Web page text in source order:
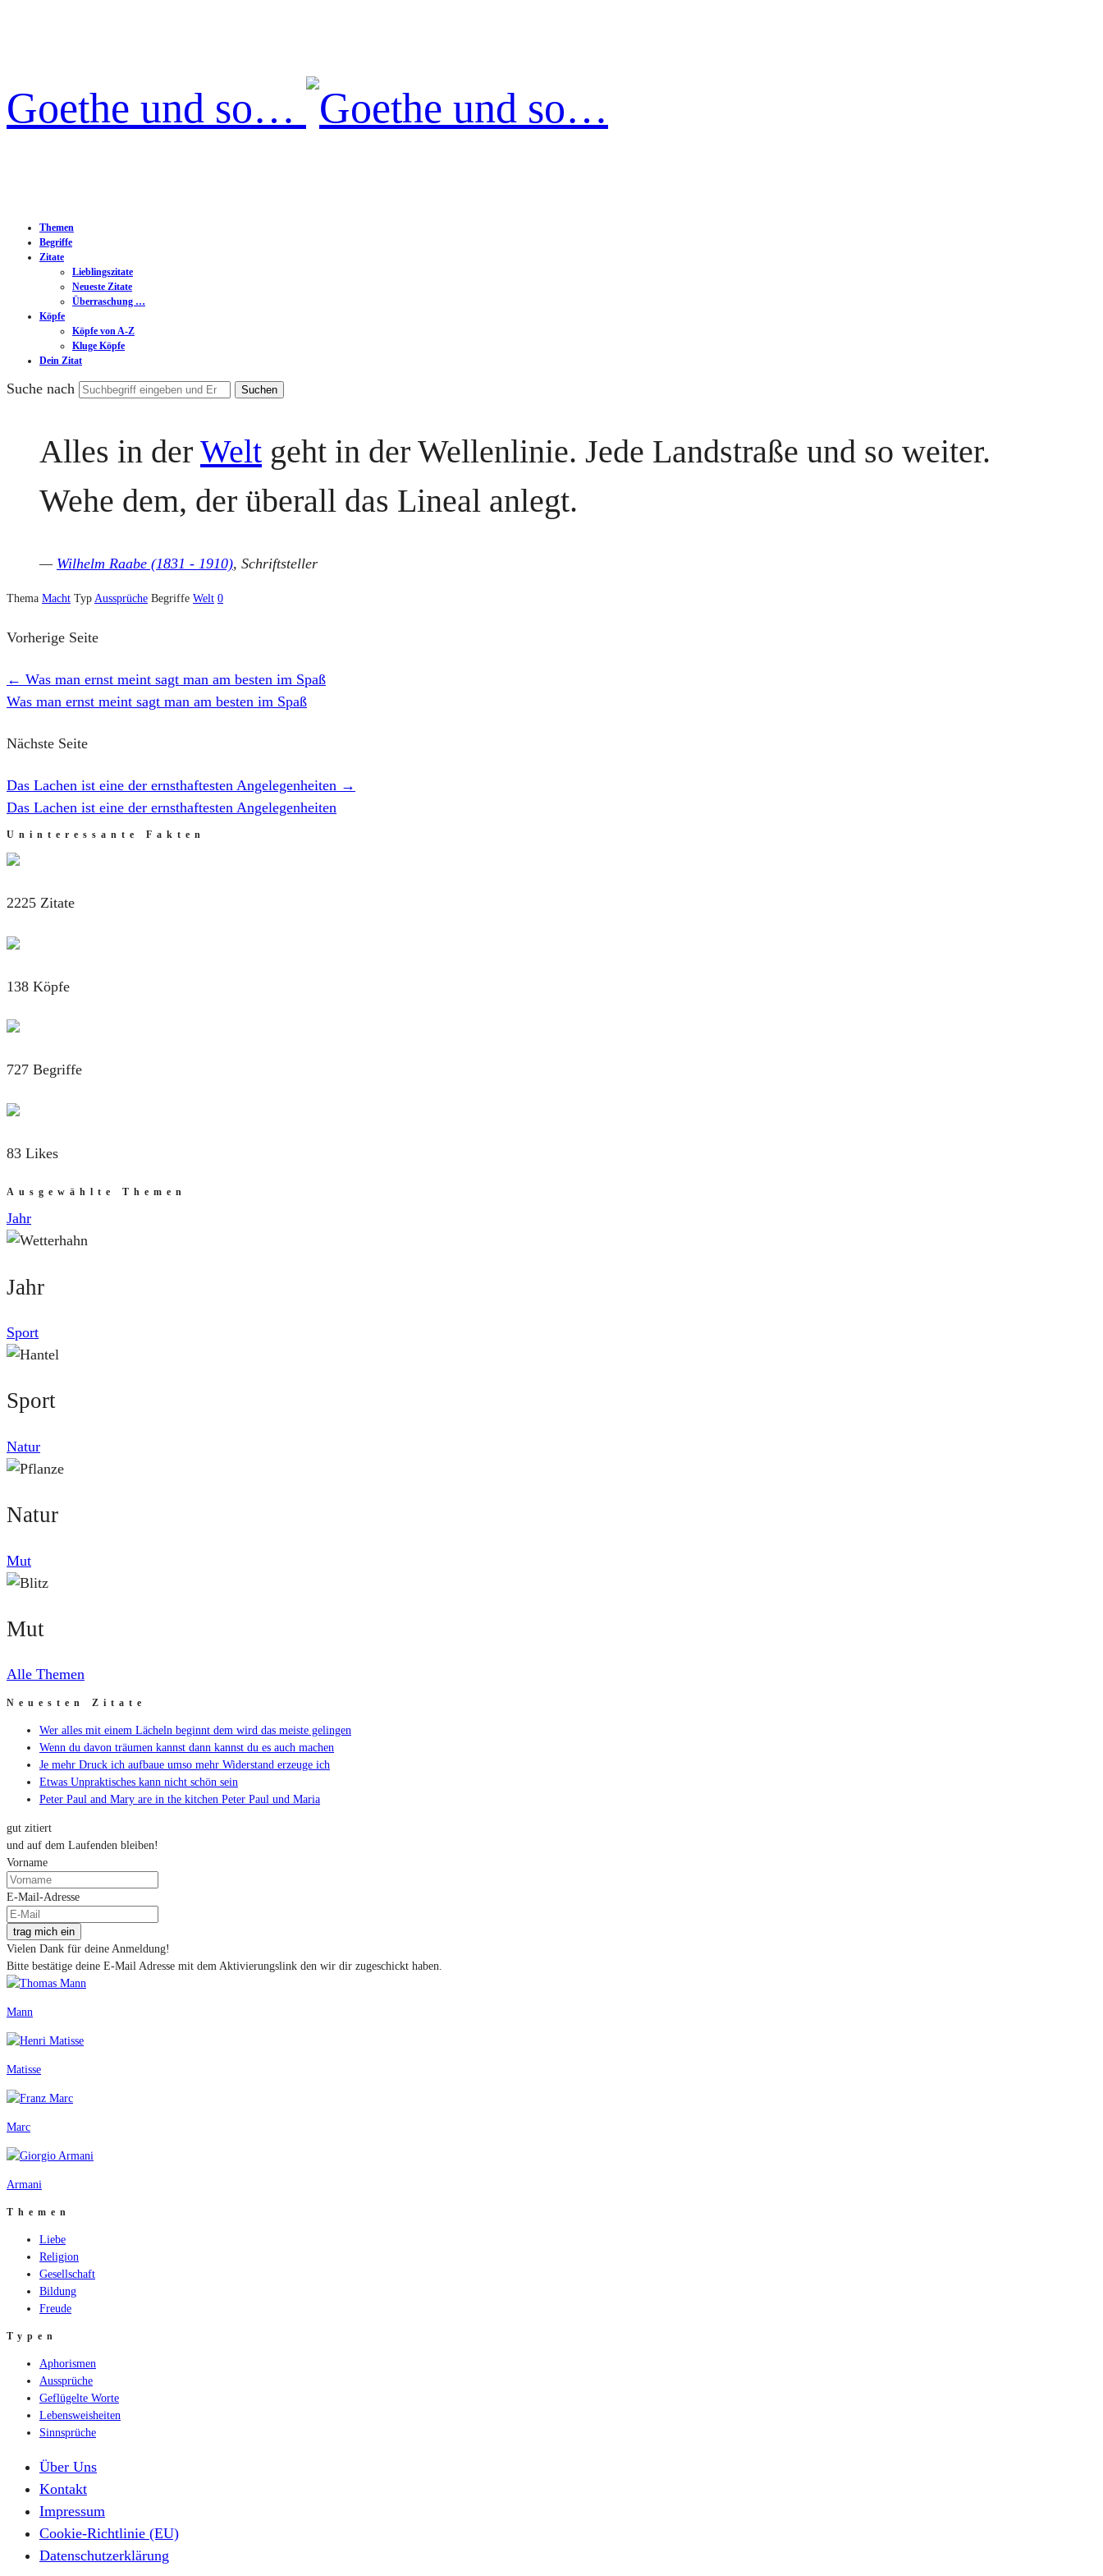
Goethe und so…
Themen
Begriffe
Zitate
Lieblingszitate
Neueste Zitate
Überraschung …
Köpfe
Köpfe von A-Z
Kluge Köpfe
Dein Zitat
Suche nach
Alles in der Welt geht in der Wellenlinie. Jede Landstraße und so weiter.
Wehe dem, der überall das Lineal anlegt.
— Wilhelm Raabe (1831 - 1910), Schriftsteller
Thema Macht Typ Aussprüche Begriffe Welt 0
Vorherige Seite
← Was man ernst meint sagt man am besten im Spaß
Was man ernst meint sagt man am besten im Spaß
Nächste Seite
Das Lachen ist eine der ernsthaftesten Angelegenheiten →
Das Lachen ist eine der ernsthaftesten Angelegenheiten
Uninteressante Fakten
2225 Zitate
138 Köpfe
727 Begriffe
83 Likes
Ausgewählte Themen
Jahr
Jahr
Sport
Sport
Natur
Natur
Mut
Mut
Alle Themen
Neuesten Zitate
Wer alles mit einem Lächeln beginnt dem wird das meiste gelingen
Wenn du davon träumen kannst dann kannst du es auch machen
Je mehr Druck ich aufbaue umso mehr Widerstand erzeuge ich
Etwas Unpraktisches kann nicht schön sein
Peter Paul and Mary are in the kitchen Peter Paul und Maria
gut zitiert
und auf dem Laufenden bleiben!
Vorname
E-Mail-Adresse
trag mich ein
Vielen Dank für deine Anmeldung!
Bitte bestätige deine E-Mail Adresse mit dem Aktivierungslink den wir dir zugeschickt haben.
Mann
Matisse
Marc
Armani
Themen
Liebe
Religion
Gesellschaft
Bildung
Freude
Typen
Aphorismen
Aussprüche
Geflügelte Worte
Lebensweisheiten
Sinnsprüche
Über Uns
Kontakt
Impressum
Cookie-Richtlinie (EU)
Datenschutzerklärung